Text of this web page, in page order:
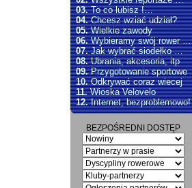
03.To co lubisz !…
04.Chcesz wziać udział?
05.Wielkie zawody
06.Wybieramy swój rower …
07.Jak wybrać siodełko …
08.Ubrania, akcesoria, itp
09.Przygotowanie sportowe
10.Odkrywać coraz wiecej
11.Wioska Velovelo
12.Internet, bezproblemowo!
BEZPOŚREDNI DOSTĘP